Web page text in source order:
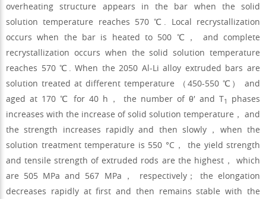
overheating structure appears in the bar when the solid
solution temperature reaches 570 ℃. Local recrystallization
occurs when the bar is heated to 500 ℃， and complete
recrystallization occurs when the solid solution temperature
reaches 570 ℃. When the 2050 Al-Li alloy extruded bars are
solution treated at different temperature （450-550 ℃） and
aged at 170 ℃ for 40 h， the number of θ′ and T1
phases
increases with the increase of solid solution temperature， and
the strength increases rapidly and then slowly，when the
solution treatment temperature is 550 °C， the yield strength
and tensile strength of extruded rods are the highest， which
are 505 MPa and 567 MPa， respectively； the elongation
decreases rapidly at first and then remains stable with the